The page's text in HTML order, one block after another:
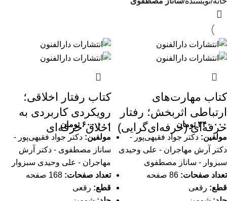
کتاب مهارت‌های
ارتباطی اثربخش؛ رفتار
حرفه‌ای (حرفه‌ای‌گرایی)
۳۴۰,۰۰۰ تومان
مولفین: دکتر جواد فقیهی‌پور -
دکتر آرش مهاجران - علی وحیدی
سبزوار - ساناز مصطفوی
تعداد صفحات:
قطع: رقعی
کتاب رفتار اخلاقی؛
رویکردی کاربردی به
اخلاق حرفه‌ای
۶۰۰,۰۰۰ تومان
مولفین: دکتر جواد فقیهی‌پور -
ساناز مصطفوی - دکتر آرش
مهاجران - علی وحیدی سبزوار
تعداد صفحات:
قطع: رقعی